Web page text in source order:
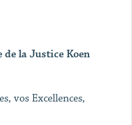
la Justice Koen
vos Excellences,